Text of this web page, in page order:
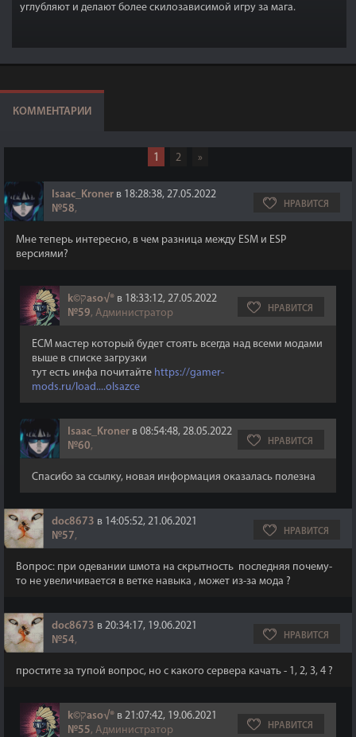
углубляют и делают более скилозависимой игру за мага.
КОММЕНТАРИИ
1 2 »
Isaac_Kroner в 18:28:38, 27.05.2022
№58, НРАВИТСЯ
Мне теперь интересно, в чем разница между ESM и ESP
версиями?
k©קaso√® в 18:33:12, 27.05.2022
№59, Администратор НРАВИТСЯ
ЕСМ мастер который будет стоять всегда над всеми модами
выше в списке загрузки
тут есть инфа почитайте https://gamer-
mods.ru/load....olsazce
Isaac_Kroner в 08:54:48, 28.05.2022
№60, НРАВИТСЯ
Спасибо за ссылку, новая информация оказалась полезна
doc8673 в 14:05:52, 21.06.2021
№57, НРАВИТСЯ
Вопрос: при одевании шмота на скрытность последняя почему-
то не увеличивается в ветке навыка , может из-за мода ?
doc8673 в 20:34:17, 19.06.2021
№54, НРАВИТСЯ
простите за тупой вопрос, но с какого сервера качать - 1, 2, 3, 4 ?
k©קaso√® в 21:07:42, 19.06.2021
№55, Администратор НРАВИТСЯ